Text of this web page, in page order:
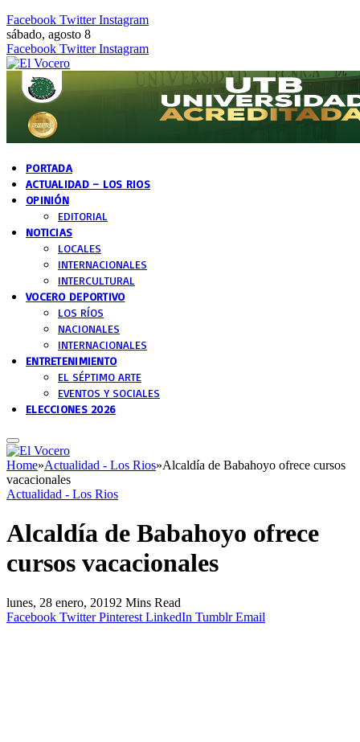
Facebook Twitter Instagram
sábado, agosto 8
Facebook Twitter Instagram
PORTADA
ACTUALIDAD – LOS RIOS
OPINIÓN
EDITORIAL
NOTICIAS
LOCALES
INTERNACIONALES
INTERCULTURAL
VOCERO DEPORTIVO
LOS RÍOS
NACIONALES
INTERNACIONALES
ENTRETENIMIENTO
EL SÉPTIMO ARTE
EVENTOS Y SOCIALES
ELECCIONES 2026
Home»Actualidad - Los Rios»Alcaldía de Babahoyo ofrece cursos
vacacionales
Actualidad - Los Rios
Alcaldía de Babahoyo ofrece
cursos vacacionales
lunes, 28 enero, 20192 Mins Read
Facebook Twitter Pinterest LinkedIn Tumblr Email